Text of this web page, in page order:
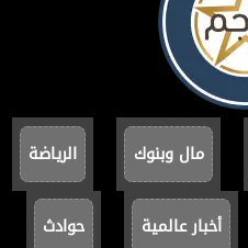
مال وبنوك الرياضة
أخبار عالمية حوادث